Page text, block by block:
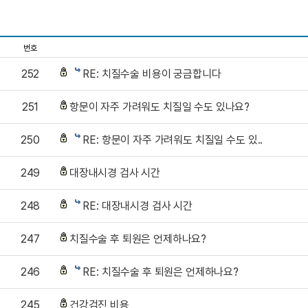
번호
252 RE: 치질수술 비용이 궁금합니다
251 항문이 자주 가려워도 치질일 수도 있나요?
250 RE: 항문이 자주 가려워도 치질일 수도 있..
249 대장내시경 검사 시간
248 RE: 대장내시경 검사 시간
247 치질수술 후 퇴원은 언제하나요?
246 RE: 치질수술 후 퇴원은 언제하나요?
245 건강검진 비용